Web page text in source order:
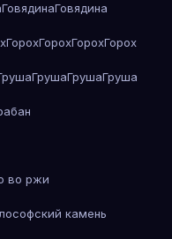
ГовядинаГовядина
ГорохГорохГорохГорох
ГрушаГрушаГруша
во ржи
камень